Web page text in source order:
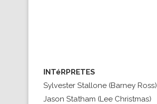
INTéRPRETES
Sylvester Stallone (Barney Ross)
Jason Statham (Lee Christmas)